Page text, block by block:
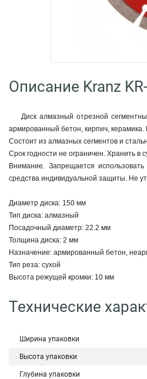
Описание Kranz
Диск алмазный отрезной
армированный бетон, кирпич,
Состоит из алмазных сегментов и
Срок годности не ограничен. Хранить в
Внимание. Запрещается
средства индивидуальной защиты. Не
Диаметр диска: 150 мм
Тип диска: алмазный
Посадочный диаметр: 22.2 мм
Толщина диска: 2 мм
Назначение: армированный бетон,
Тип реза: сухой
Высота режущей кромки: 10 мм
Технические
Ширина упаковки
Высота упаковки
Глубина упаковки